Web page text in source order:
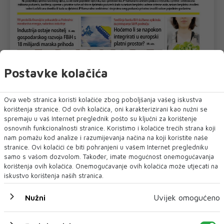
U novom broju pročitajte
Postavke kolačića
Ova web stranica koristi kolačiće zbog poboljšanja vašeg iskustva
korištenja stranice. Od ovih kolačića, oni karakterizirani kao nužni se
spremaju u vaš Internet preglednik pošto su ključni za korištenje
osnovnih funkcionalnosti stranice. Koristimo i kolačiće trećih strana koji
nam pomažu kod analize i razumijevanja načina na koji koristite naše
stranice. Ovi kolačići će biti pohranjeni u vašem Internet pregledniku
samo s vašom dozvolom. Također, imate mogućnost onemogućavanja
korištenja ovih kolačića. Onemogućavanje ovih kolačića može utjecati na
iskustvo korištenja naših stranica.
Nužni Uvijek omogućeno